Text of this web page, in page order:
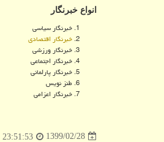
انواع خبرنگار
خبرنگار سیاسی
خبرنگار اقتصادی
خبرنگار ورزشی
خبرنگار اجتماعی
خبرنگار پارلمانی
طنز نویس
خبرنگار اعزامی
1399/02/28
23:51:53